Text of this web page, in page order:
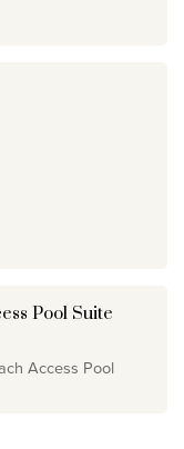
Pool Suite
Access Pool